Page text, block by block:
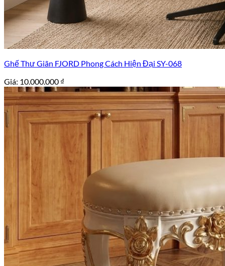
Ghế Thư Giãn FJORD Phong Cách Hiện Đại SY-068
Giá: 10.000.000 ₫